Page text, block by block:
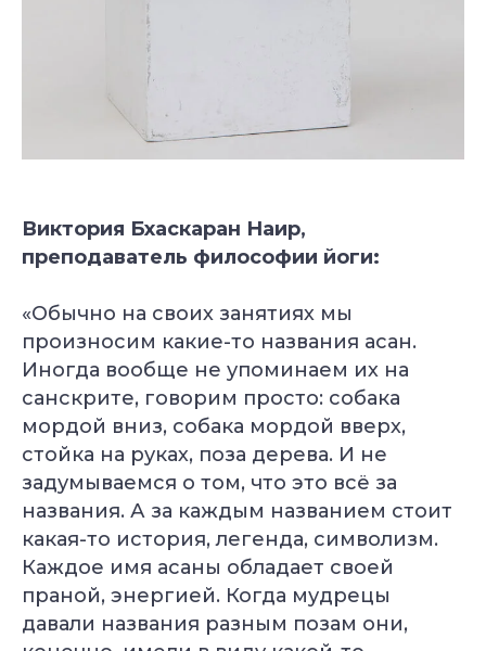
Виктория Бхаскаран Наир,
преподаватель философии йоги:
«Обычно на своих занятиях мы
произносим какие-то названия асан.
Иногда вообще не упоминаем их на
санскрите, говорим просто: собака
мордой вниз, собака мордой вверх,
стойка на руках, поза дерева. И не
задумываемся о том, что это всё за
названия. А за каждым названием стоит
какая-то история,легенда, символизм.
Каждое имя асаны обладает своей
праной, энергией. Когда мудрецы
давали названия разным позам они,